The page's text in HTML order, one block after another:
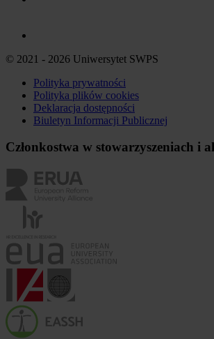
© 2021 - 2026 Uniwersytet SWPS
Polityka prywatności
Polityka plików cookies
Deklaracja dostępności
Biuletyn Informacji Publicznej
Członkostwa w stowarzyszeniach i